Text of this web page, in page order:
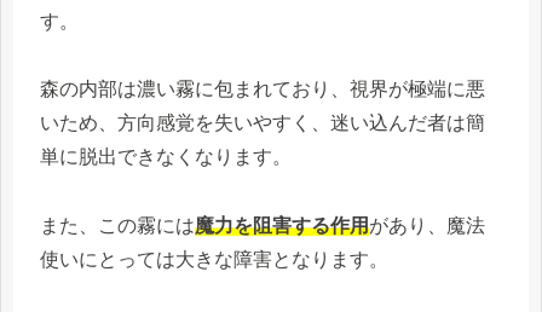
す。
森の内部は濃い霧に包まれており、視界が極端に悪
いため、方向感覚を失いやすく、迷い込んだ者は簡
単に脱出できなくなります。
また、この霧には魔力を阻害する作用があり、魔法
使いにとっては大きな障害となります。